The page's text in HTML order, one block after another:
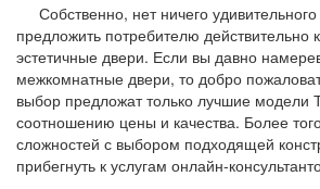
Собственно, нет ничего
предложить потребителю действительно
эстетичные двери. Если вы давно
межкомнатные двери, то добро
выбор предложат только лучшие модели
соотношению цены и качества. Более
сложностей с выбором подходящей
прибегнуть к услугам онлайн-